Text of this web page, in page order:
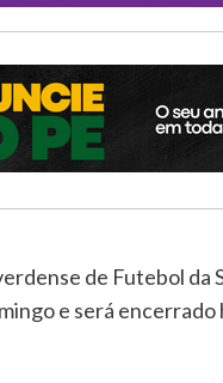
de Futebol da
e será encerrado